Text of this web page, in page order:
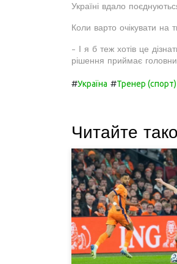
Україні вдало
Коли варто очікувати на
- І я б теж хотів це
рішення приймає
#Україна #Тренер (спорт)
Читайте